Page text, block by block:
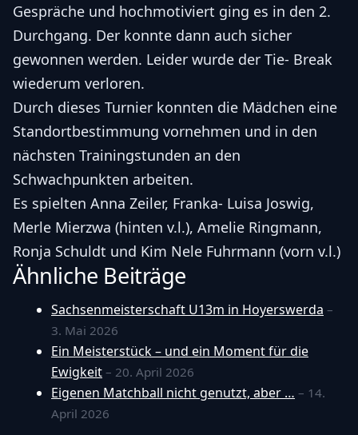
Gespräche und hochmotiviert ging es in den 2.
Durchgang. Der konnte dann auch sicher
gewonnen werden. Leider wurde der Tie- Break
wiederum verloren.
Durch dieses Turnier konnten die Mädchen eine
Standortbestimmung vornehmen und in den
nächsten Trainingstunden an den
Schwachpunkten arbeiten.
Es spielten Anna Zeiler, Franka- Luisa Joswig,
Merle Mierzwa (hinten v.l.), Amelie Ringmann,
Ronja Schuldt und Kim Nele Fuhrmann (vorn v.l.)
Ähnliche Beiträge
Sachsenmeisterschaft U13m in Hoyerswerda –
3. Mai 2026
Ein Meisterstück – und ein Moment für die
Ewigkeit – 20. April 2026
Eigenen Matchball nicht genutzt, aber … – 14.
April 2026